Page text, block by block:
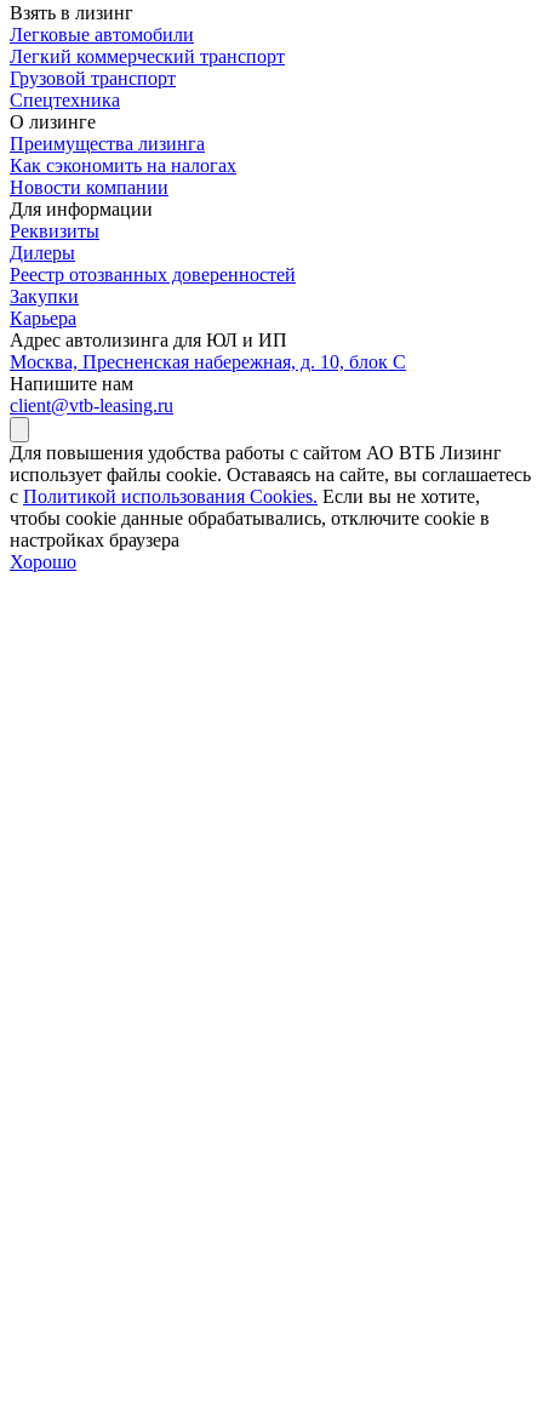
Взять в лизинг
Легковые автомобили
Легкий коммерческий транспорт
Грузовой транспорт
Спецтехника
О лизинге
Преимущества лизинга
Как сэкономить на налогах
Новости компании
Для информации
Реквизиты
Дилеры
Реестр отозванных доверенностей
Закупки
Карьера
Адрес автолизинга для ЮЛ и ИП
Москва, Пресненская набережная, д. 10, блок С
Напишите нам
client@vtb-leasing.ru
Для повышения удобства работы с сайтом АО ВТБ Лизинг
использует файлы cookie. Оставаясь на сайте, вы соглашаетесь
с Политикой использования Cookies. Если вы не хотите,
чтобы сookie данные обрабатывались, отключите cookie в
настройках браузера
Хорошо